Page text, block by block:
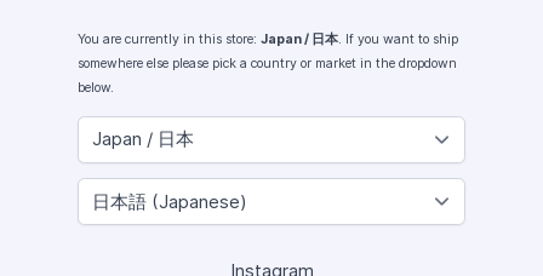
You are currently in this store: Japan / 日本. If you want to ship
somewhere else please pick a country or market in the dropdown
below.
Instagram